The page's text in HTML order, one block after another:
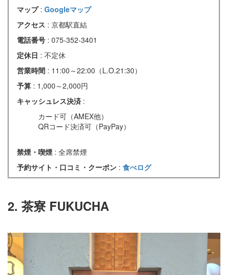
マップ : Googleマップ
アクセス : 京都駅直結
電話番号 : 075-352-3401
定休日 : 不定休
営業時間 : 11:00～22:00（L.O.21:30）
予算 : 1,000～2,000円
キャッシュレス決済 :
カード可（AMEX他）
QRコード決済可（PayPay）
禁煙・喫煙 : 全席禁煙
予約サイト・口コミ・クーポン : 食べログ
2. 茶寮 FUKUCHA